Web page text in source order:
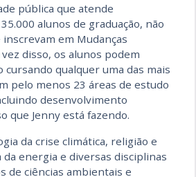
pública que atende
alunos de graduação, não
em Mudanças
disso, os alunos podem
qualquer uma das mais
pelo menos 23 áreas de estudo
desenvolvimento
que Jenny está fazendo.
da crise climática, religião e
da energia e diversas disciplinas
de ciências ambientais e